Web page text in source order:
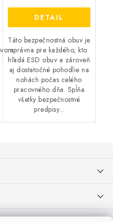
DETAIL
Táto bezpečnostná obuv je
správna pre každého, kto
hľadá ESD obuv a zároveň
aj dostatočné pohodlie na
nohách počas celého
pracovného dňa. Spĺňa
všetky bezpečnostné
predpisy...